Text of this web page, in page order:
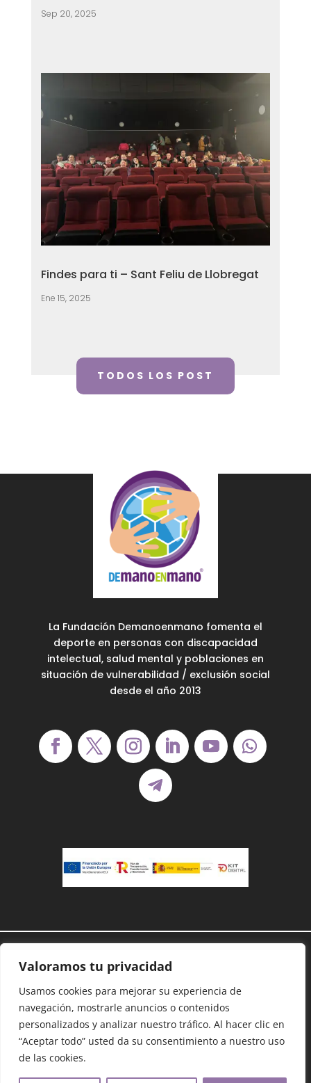
Valoramos tu privacidad
Usamos cookies para mejorar su experiencia de
navegación, mostrarle anuncios o contenidos
personalizados y analizar nuestro tráfico. Al hacer clic en
“Aceptar todo” usted da su consentimiento a nuestro uso
de las cookies.
Dona con Bizum:
09975
Copiar código
Sep 20, 2025
Findes para ti – Sant Feliu de Llobregat
Ene 15, 2025
TODOS LOS POST
La Fundación Demanoenmano fomenta el
deporte en personas con discapacidad
intelectual, salud mental y poblaciones en
situación de vulnerabilidad / exclusión social
desde el año 2013
reservados©
Protección de datos–Cookies–Accesibilidad
Mapa Web